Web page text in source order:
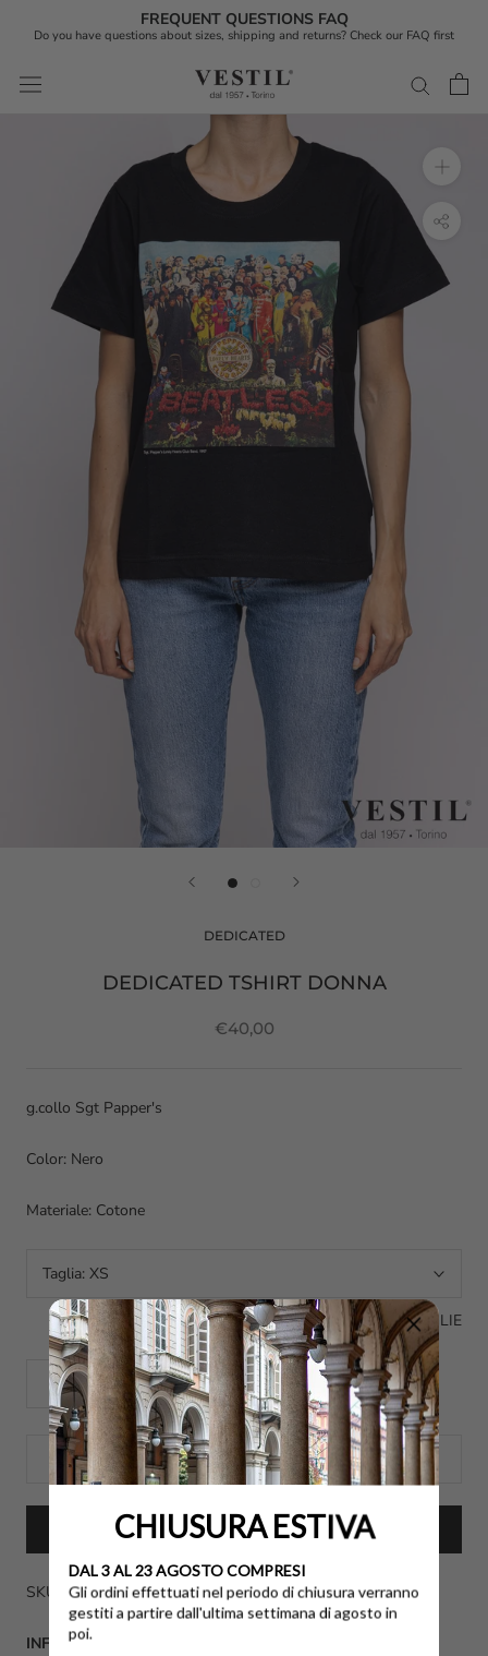
FREQUENT QUESTIONS FAQ
Do you have questions about sizes, shipping and returns? Check our FAQ first
DEDICATED
DEDICATED TSHIRT DONNA
€40,00
g.collo Sgt Papper's
Color: Nero
Materiale: Cotone
Taglia: XS
GUIDA ALLE TAGLIE
ADD TO CART
BUY IT NOW
SKU: 19256-XS
INFO UTILI
CHIUSURA ESTIVA
DAL 3 AL 23 AGOSTO COMPRESI
Gli ordini effettuati nel periodo di chiusura verranno
gestiti a partire dall'ultima settimana di agosto in
poi.